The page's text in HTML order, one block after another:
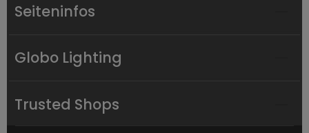
Seiteninfos
Globo Lighting
Trusted Shops